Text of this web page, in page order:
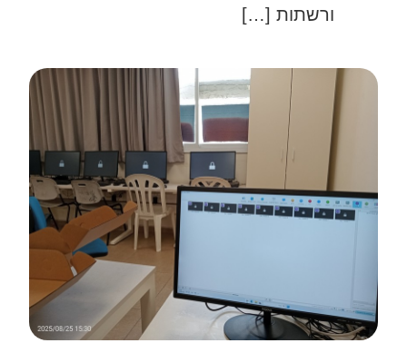
ורשתות […]